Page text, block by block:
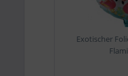
Exotischer